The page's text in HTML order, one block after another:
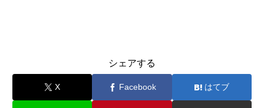
シェアする
X Facebook はてブ